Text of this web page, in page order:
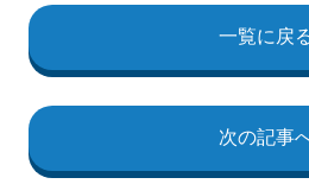
一覧に戻
次の記事